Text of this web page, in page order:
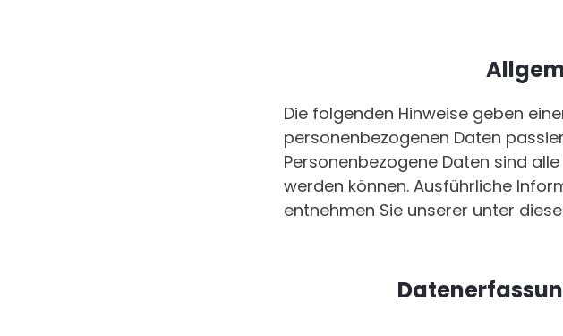
Die folgenden Hinweise geben
personenbezogenen Daten
Personenbezogene Daten sind
werden können. Ausführliche
entnehmen Sie unserer unter